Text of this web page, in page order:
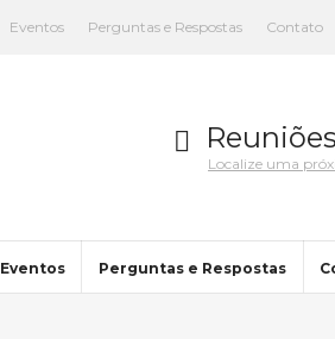
Eventos Perguntas e Respostas Contato
Reuniões
Localize uma
Eventos Perguntas e Respostas